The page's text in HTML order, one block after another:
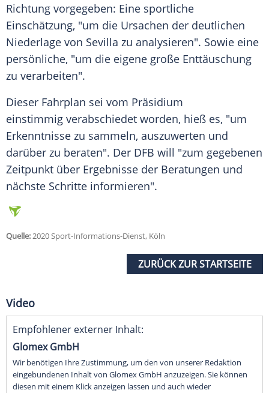
Richtung vorgegeben: Eine sportliche
Einschätzung, "um die Ursachen der deutlichen
Niederlage von Sevilla zu analysieren". Sowie eine
persönliche, "um die eigene große Enttäuschung
zu verarbeiten".
Dieser Fahrplan sei vom Präsidium
einstimmig verabschiedet worden, hieß es, "um
Erkenntnisse zu sammeln, auszuwerten und
darüber zu beraten". Der DFB will "zum gegebenen
Zeitpunkt über Ergebnisse der Beratungen und
nächste Schritte informieren".
Quelle:2020 Sport-Informations-Dienst, Köln
ZURÜCK ZUR STARTSEITE
Video
Empfohlener externer Inhalt:
Glomex GmbH
Wir benötigen Ihre Zustimmung, um den von unserer Redaktion
eingebundenen Inhalt von Glomex GmbH anzuzeigen. Sie können
diesen mit einem Klick anzeigen lassen und auch wieder